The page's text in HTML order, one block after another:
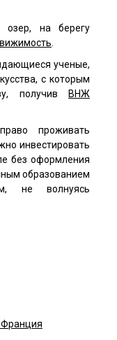
озер, на берегу
ученые,
с которым
получив
ВНЖ
проживать
инвестировать
без оформления
образованием
не волнуясь